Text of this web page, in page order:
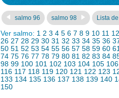
salmo 96 salmo 98 Lista
Ver salmo: 1 2 3 4 5 6 7 8 9 10 11 12
26 27 28 29 30 31 32 33 34 35 36
50 51 52 53 54 55 56 57 58 59 60
74 75 76 77 78 79 80 81 82 83 84
98 99 100 101 102 103 104 105 106
116 117 118 119 120 121 122 123
133 134 135 136 137 138 139 140
150